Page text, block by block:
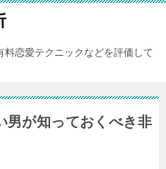
恋愛テクニックなどを評価して
男が知っておくべき非